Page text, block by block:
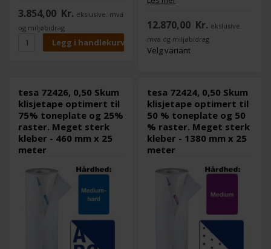
Softprint FE, er limet til
sylindersiden dobbelt så
kraftig i denne tesa Softprint
FE-X-serien.
3.854,00 Kr. ekslusive. mva
og miljøbidrag
demontere.
Softprint FE, er limet til
sylindersiden dobbelt så
kraftig i denne tesa Softprint
FE-X-serien.
% toneplate og 25 % raster.
Dette er det man kaller en
loggrull, som du kan få skåret
til nøyaktig de målene du skal
bruke i maskinen din.
Så de 1380 mm kan skjæres ut
meter.
Skjæring er uten ekstra
omkostninger, men
leveringstiden er ca. 14 dager.
12.870,00 Kr. ekslusive.
mva og miljøbidrag
Velg variant
tesa 72426, 0,50 Skum
klisjetape optimert til
75% toneplate og 25%
raster. Meget sterk
kleber - 460 mm x 25
meter
tesa 72424, 0,50 Skum
klisjetape optimert til
50 % toneplate og 50
% raster. Meget sterk
kleber - 1380 mm x 25
meter